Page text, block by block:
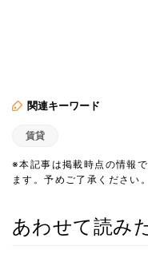
関連キーワード
賃貸
※本記事は掲載時点の情報
ます。予めご了承ください。
あわせて読み